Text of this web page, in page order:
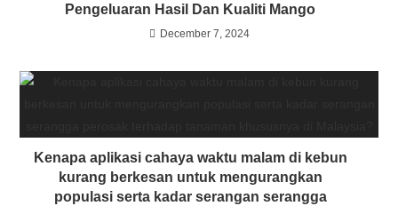
Pengeluaran Hasil Dan Kualiti Mango
December 7, 2024
Kenapa aplikasi cahaya waktu malam di kebun
kurang berkesan untuk mengurangkan
populasi serta kadar serangan serangga